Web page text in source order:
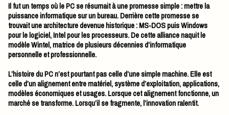
Il fut un temps où le PC se résumait à une promesse simple : mettre la
puissance informatique sur un bureau. Derrière cette promesse se
trouvait une architecture devenue historique : MS‑DOS puis Windows
pour le logiciel, Intel pour les processeurs. De cette alliance naquit le
modèle Wintel, matrice de plusieurs décennies d’informatique
personnelle et professionnelle.
L’histoire du PC n’est pourtant pas celle d’une simple machine. Elle est
celle d’un alignement entre matériel, système d’exploitation, applications,
modèles économiques et usages. Lorsque cet alignement fonctionne, un
marché se transforme. Lorsqu’il se fragmente, l’innovation ralentit.